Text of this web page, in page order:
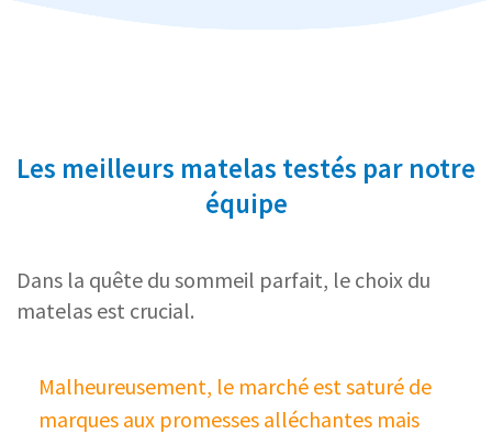
Les meilleurs matelas testés par notre
équipe
Dans la quête du sommeil parfait, le choix du
matelas est crucial.
Malheureusement, le marché est saturé de
marques aux promesses alléchantes mais